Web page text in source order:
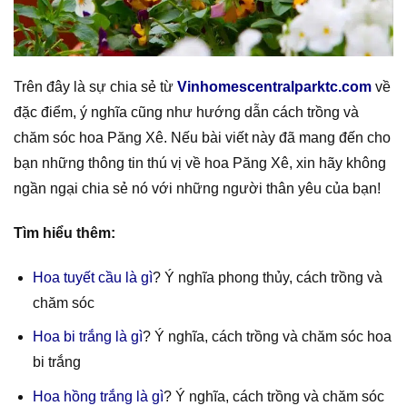
Trên đây là sự chia sẻ từ Vinhomescentralparktc.com về
đặc điểm, ý nghĩa cũng như hướng dẫn cách trồng và
chăm sóc hoa Păng Xê. Nếu bài viết này đã mang đến cho
bạn những thông tin thú vị về hoa Păng Xê, xin hãy không
ngần ngại chia sẻ nó với những người thân yêu của bạn!
Tìm hiểu thêm:
Hoa tuyết cầu là gì? Ý nghĩa phong thủy, cách trồng và
chăm sóc
Hoa bi trắng là gì? Ý nghĩa, cách trồng và chăm sóc hoa
bi trắng
Hoa hồng trắng là gì? Ý nghĩa, cách trồng và chăm sóc